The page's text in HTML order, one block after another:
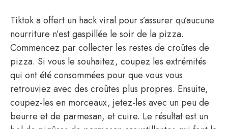
Tiktok a offert un hack viral pour s’assurer qu’aucune
nourriture n’est gaspillée le soir de la pizza.
Commencez par collecter les restes de croûtes de
pizza. Si vous le souhaitez, coupez les extrémités
qui ont été consommées pour que vous vous
retrouviez avec des croûtes plus propres. Ensuite,
coupez-les en morceaux, jetez-les avec un peu de
beurre et de parmesan, et cuire. Le résultat est un